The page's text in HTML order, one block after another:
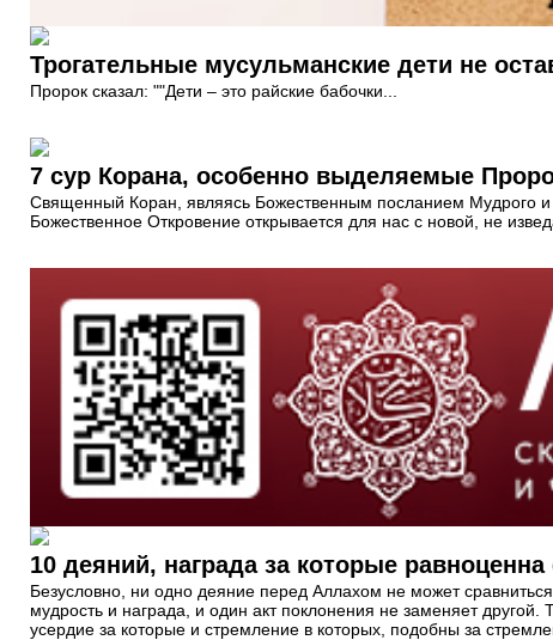
Трогательные мусульманские дети не
Пророк сказал: ""Дети – это райские бабочки...
Священный Коран, являясь Божественным посланием Мудрого и
Божественное Откровение открывается для нас с новой, не
10 деяний, награда за которые
Безусловно, ни одно деяние перед Аллахом не может
мудрость и награда, и один акт поклонения не заменяет
усердие за которые и стремление в которых, подобны за